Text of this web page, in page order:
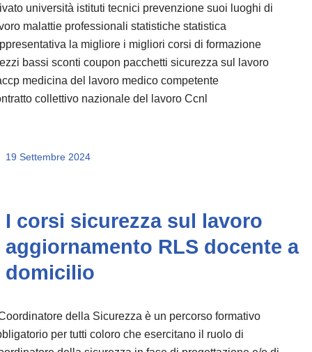
università istituti tecnici prevenzione suoi luoghi di
malattie professionali statistiche statistica
la migliore i migliori corsi di formazione
bassi sconti coupon pacchetti sicurezza sul lavoro
medicina del lavoro medico competente
collettivo nazionale del lavoro Ccnl
19 Settembre 2024
I corsi sicurezza sul lavoro
aggiornamento RLS docente a
domicilio
della Sicurezza è un percorso formativo
per tutti coloro che esercitano il ruolo di